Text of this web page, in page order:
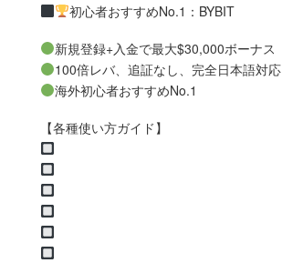
初心者おすすめNo.1：BYBIT
新規登録+入金で最大$30,000ボーナス
100倍レバ、追証なし、完全日本語対応
海外初心者おすすめNo.1
【各種使い方ガイド】